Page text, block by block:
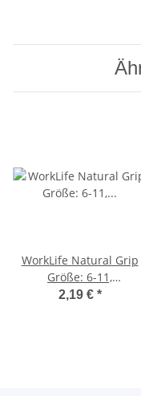
WorkLife Natural Grip
Größe: 6-11,
Nylon/Elasthan/
2,19 € *